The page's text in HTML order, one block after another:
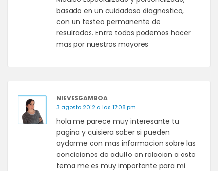
basado en un cuidadoso diagnostico,
con un testeo permanente de
resultados. Entre todos podemos hacer
mas por nuestros mayores
NIEVESGAMBOA
3 agosto 2012 a las 17:08 pm
hola me parece muy interesante tu
pagina y quisiera saber si pueden
aydarme con mas informacion sobre las
condiciones de adulto en relacion a este
tema me es muy importante para mi